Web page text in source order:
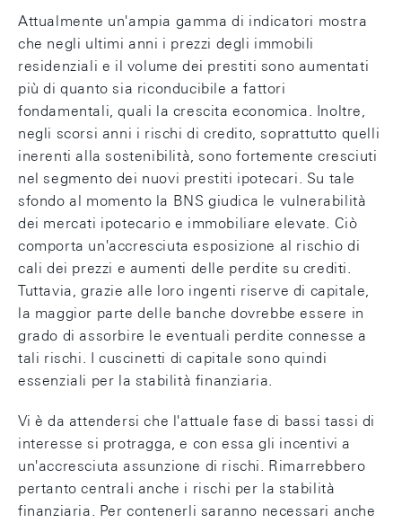
Attualmente un'ampia gamma di indicatori mostra
che negli ultimi anni i prezzi degli immobili
residenziali e il volume dei prestiti sono aumentati
più di quanto sia riconducibile a fattori
fondamentali, quali la crescita economica. Inoltre,
negli scorsi anni i rischi di credito, soprattutto quelli
inerenti alla sostenibilità, sono fortemente cresciuti
nel segmento dei nuovi prestiti ipotecari. Su tale
sfondo al momento la BNS giudica le vulnerabilità
dei mercati ipotecario e immobiliare elevate. Ciò
comporta un'accresciuta esposizione al rischio di
cali dei prezzi e aumenti delle perdite su crediti.
Tuttavia, grazie alle loro ingenti riserve di capitale,
la maggior parte delle banche dovrebbe essere in
grado di assorbire le eventuali perdite connesse a
tali rischi. I cuscinetti di capitale sono quindi
essenziali per la stabilità finanziaria.
Vi è da attendersi che l'attuale fase di bassi tassi di
interesse si protragga, e con essa gli incentivi a
un'accresciuta assunzione di rischi. Rimarrebbero
pertanto centrali anche i rischi per la stabilità
finanziaria. Per contenerli saranno necessari anche